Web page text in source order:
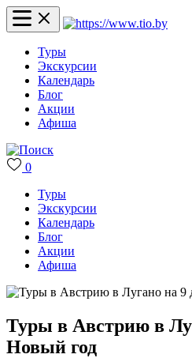
Туры
Экскурсии
Календарь
Блог
Акции
Афиша
0
Туры
Экскурсии
Календарь
Блог
Акции
Афиша
Туры в Австрию в
Новый год